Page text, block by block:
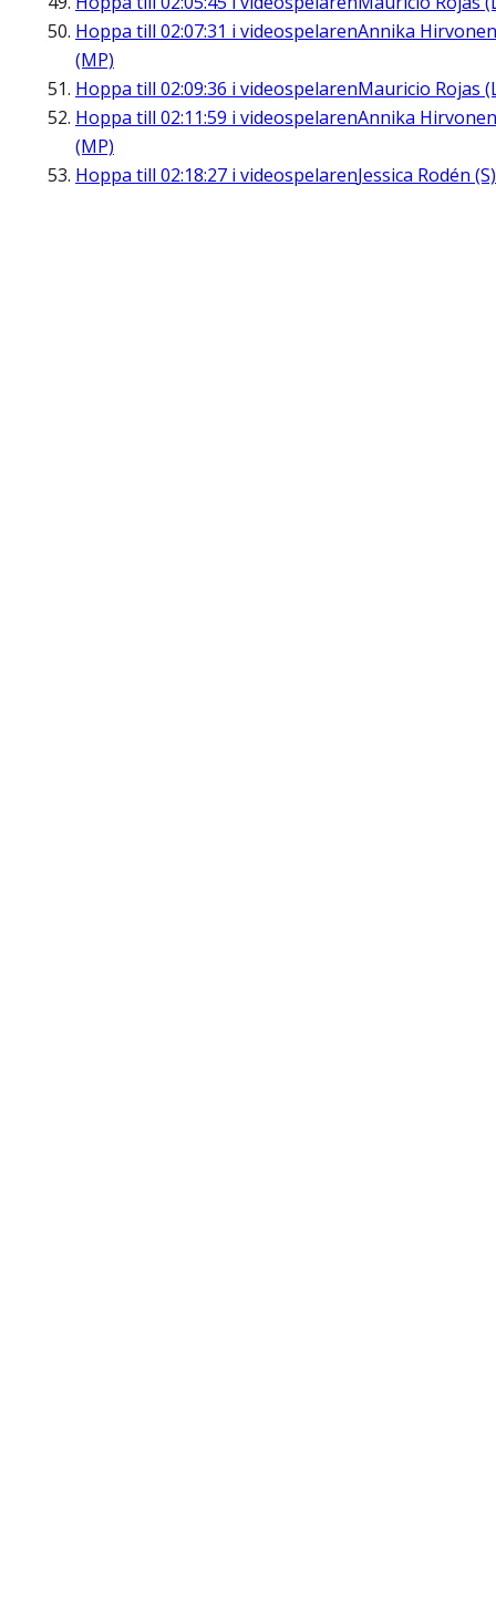
Hoppa till 02:07:31 i videospelarenAnnika Hirvonen
(MP)
Hoppa till 02:09:36 i videospelarenMauricio Rojas
Hoppa till 02:11:59 i videospelarenAnnika Hirvonen
(MP)
Hoppa till 02:18:27 i videospelarenJessica Rodén (S)